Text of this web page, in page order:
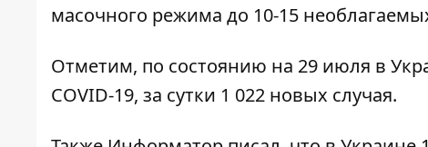
масочного режима до 10-15
Отметим, по состоянию на 29 июля в
COVID-19, за сутки 1 022 новых случая.